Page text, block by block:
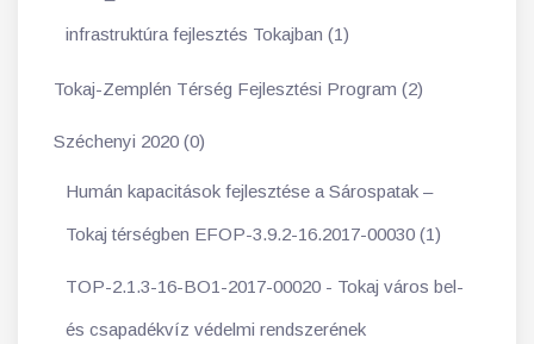
infrastruktúra fejlesztés Tokajban (1)
Tokaj-Zemplén Térség Fejlesztési Program (2)
Széchenyi 2020 (0)
Humán kapacitások fejlesztése a Sárospatak –
Tokaj térségben EFOP-3.9.2-16.2017-00030 (1)
TOP-2.1.3-16-BO1-2017-00020 - Tokaj város bel-
és csapadékvíz védelmi rendszerének